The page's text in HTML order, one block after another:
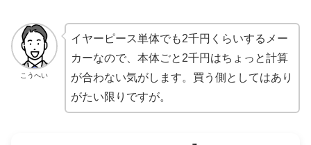
こうへい
イヤーピース単体でも2千円くらいするメー
カーなので、本体ごと2千円はちょっと計算
が合わない気がします。買う側としてはあり
がたい限りですが。